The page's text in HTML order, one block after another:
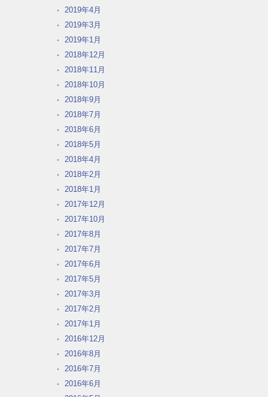
2019年4月
2019年3月
2019年1月
2018年12月
2018年11月
2018年10月
2018年9月
2018年7月
2018年6月
2018年5月
2018年4月
2018年2月
2018年1月
2017年12月
2017年10月
2017年8月
2017年7月
2017年6月
2017年5月
2017年3月
2017年2月
2017年1月
2016年12月
2016年8月
2016年7月
2016年6月